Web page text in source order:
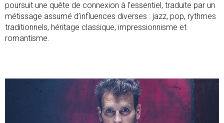
poursuit une quête de connexion à l’essentiel, traduite par un
métissage assumé d’influences diverses : jazz, pop, rythmes
traditionnels, héritage classique, impressionnisme et
romantisme.